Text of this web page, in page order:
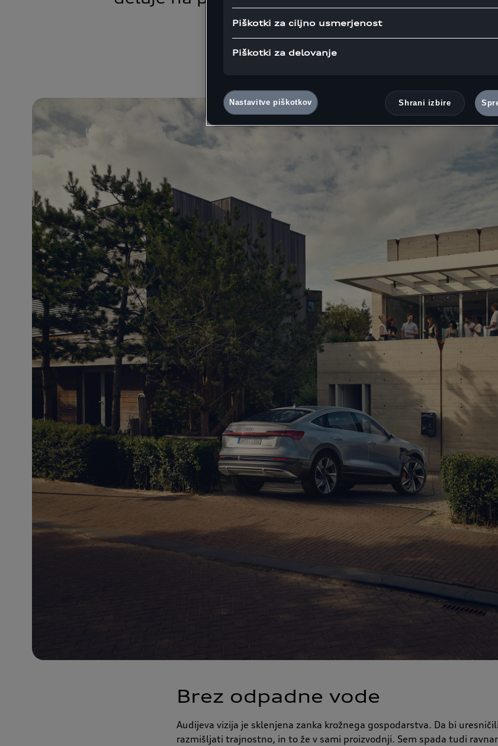
27.02.2020 Avtor:AUDI AG Fotografije:
Brez odpadne vode
Audijeva vizija je sklenjena zanka krožnega gospodarstva. Da bi
razmišljati trajnostno, in to že v sami proizvodnji. Sem spada tudi
Piškotki za ciljno usmerjenost
Piškotki za delovanje
Nastavitve piškotkov Shrani izbire